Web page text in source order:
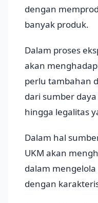
dengan
banyak produk.
Dalam proses
akan
perlu tambahan
dari sumber
hingga legalitas
Dalam hal
UKM akan
dalam
dengan